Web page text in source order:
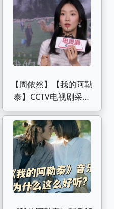
【周依然】【我的阿勒
泰】CCTV电视剧采访
完整版